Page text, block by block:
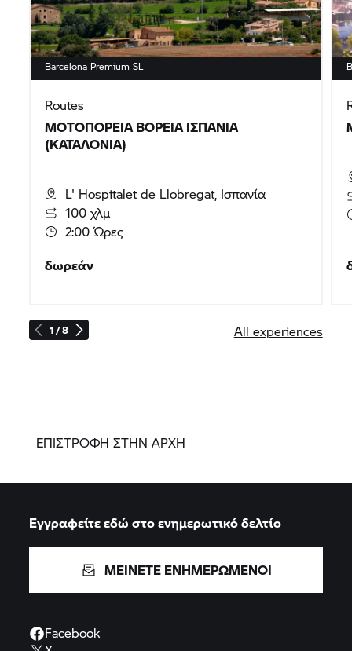
1 / 8
Barcelona Premium SL
Routes
ΜΟΤΟΠΟΡΕΊΑ ΒΌΡΕΙΑ ΙΣΠΑΝΊΑ
(ΚΑΤΑΛΟΝΊΑ)
L' Hospitalet de Llobregat, Ισπανία
100 χλμ
2:00 Ώρες
δωρεάν
All experiences
ΕΠΙΣΤΡΟΦΗ ΣΤΗΝ ΑΡΧΗ
Εγγραφείτε εδώ στο ενημερωτικό δελτίο
ΜΕΙΝΕΤΕ ΕΝΗΜΕΡΩΜΕΝΟΙ
Facebook